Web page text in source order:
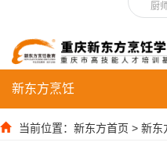
厨
新东方烹饪
当前位置： 新东方首页 > 新东